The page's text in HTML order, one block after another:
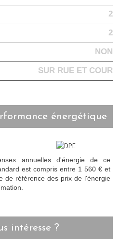
2
2
NON
SUR RUE ET COUR
énergétique
annuelles d'énergie de ce
est compris entre 1 560 € et
de référence des prix de l'énergie
intéresse ?